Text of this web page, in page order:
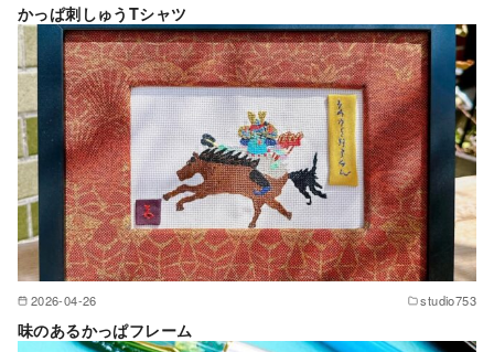
かっぱ刺しゅうTシャツ
2026-04-26 studio753
味のあるかっぱフレーム